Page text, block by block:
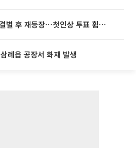
‘나솔사계’ 국화, 결별 후 재등장⋯첫인상 투표 휩쓸고 ‘인기녀’ 등극
례읍 공장서 화재 발생